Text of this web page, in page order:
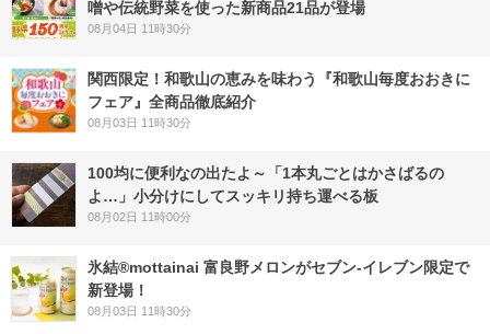
噌や伝統野菜を使った新商品21品が登場
08月04日 11時30分
関西限定！和歌山の恵みを味わう『和歌山毎度おおきに
フェア』全商品徹底紹介
08月03日 11時30分
100均に便利なの出たよ～「1本丸ごとはかさばるの
よ…」小分けにしてスッキリ持ち運べる板
08月02日 11時00分
氷結®mottainai 富良野メロンがセブン‐イレブン限定で
新登場！
08月03日 11時30分